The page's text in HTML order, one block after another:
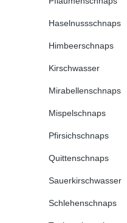
Haselnussschnaps
Himbeerschnaps
Kirschwasser
Mirabellenschnaps
Mispelschnaps
Pfirsichschnaps
Quittenschnaps
Sauerkirschwasser
Schlehenschnaps